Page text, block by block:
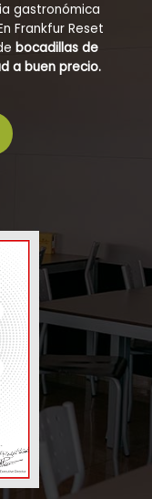
gastronómica
Frankfur Reset
bocadillas de
a buen precio.